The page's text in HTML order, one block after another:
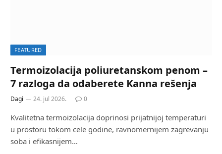
FEATURED
Termoizolacija poliuretanskom penom –
7 razloga da odaberete Kanna rešenja
Dagi 24. jul 2026. 0
Kvalitetna termoizolacija doprinosi prijatnijoj temperaturi
u prostoru tokom cele godine, ravnomernijem zagrevanju
soba i efikasnijem…